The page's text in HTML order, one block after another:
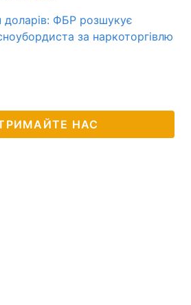
ФБР розшукує
за наркоторгівлю
НАС